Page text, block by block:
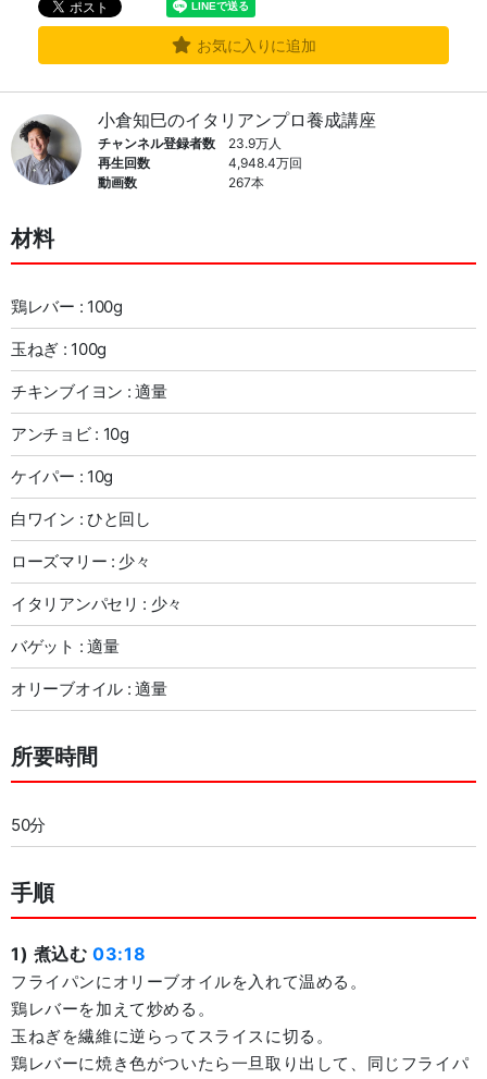
お気に入りに追加
小倉知巳のイタリアンプロ養成講座
チャンネル登録者数
23.9万人
再生回数
4,948.4万回
動画数
267本
材料
鶏レバー : 100g
玉ねぎ : 100g
チキンブイヨン : 適量
アンチョビ : 10g
ケイパー : 10g
白ワイン : ひと回し
ローズマリー : 少々
イタリアンパセリ : 少々
バゲット : 適量
オリーブオイル : 適量
所要時間
50分
手順
1) 煮込む03:18
フライパンにオリーブオイルを入れて温める。
鶏レバーを加えて炒める。
玉ねぎを繊維に逆らってスライスに切る。
鶏レバーに焼き色がついたら一旦取り出して、同じフライパ